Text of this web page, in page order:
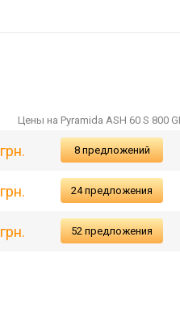
Цены на Pyramida ASH 60 S 800
грн. 8 предложений
грн. 24 предложения
грн. 52 предложения